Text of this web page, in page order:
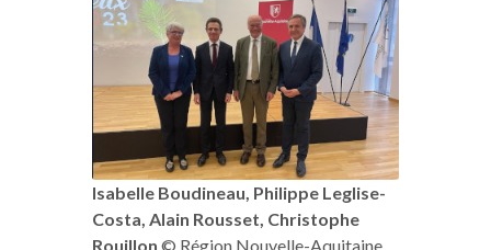
Isabelle Boudineau, Philippe Leglise-
Costa, Alain Rousset, Christophe
Rouillon © Région Nouvelle-Aquitaine